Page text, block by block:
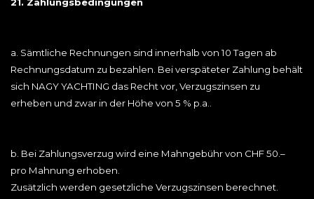
a. Sämtliche Rechnungen sind innerhalb von 10 Tagen ab
Rechnungsdatum zu bezahlen. Bei verspäteter Zahlung behält
sich NAGY YACHTING das Recht vor, Verzugszinsen zu
erheben und zwar in der Höhe von 5 % p.a..
b. Bei Zahlungsverzug wird eine Mahngebühr von CHF 50.–
pro Mahnung erhoben.
Zusätzlich werden gesetzliche Verzugszinsen berechnet.